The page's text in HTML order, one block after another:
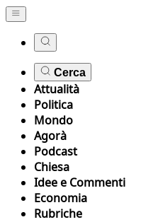
Cerca
Attualità
Politica
Mondo
Agorà
Podcast
Chiesa
Idee e Commenti
Economia
Rubriche